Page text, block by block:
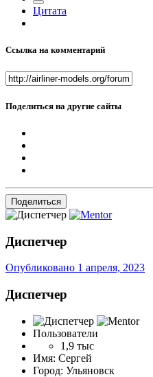
Цитата
Ссылка на комментарий
Поделиться на другие сайты
Поделиться
Диспетчер
Опубликовано 1 апреля, 2023
Диспетчер
Пользователи
1,9 тыс
Имя: Сергей
Город: Ульяновск